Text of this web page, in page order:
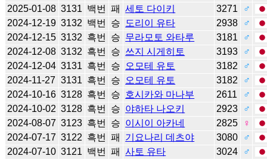
2025-01-08 3131 백번 패 세토 다이키 3271
♂
2024-12-19 3132 백번 승 도리이 유타 2938
♂
2024-12-15 3132 흑번 승 무라모토 와타루 3181
♂
2024-12-08 3132 흑번 승 쓰지 시게히토 3193
♂
2024-12-04 3131 흑번 승 오모테 유토 3182
♂
2024-11-27 3131 흑번 승 오모테 유토 3182
♂
2024-10-16 3128 흑번 승 호시카와 마나부 2611
♂
2024-10-02 3128 흑번 승 야하타 나오키 2923
♂
2024-08-07 3123 흑번 승 이시이 아카네 2825
♀
2024-07-17 3122 흑번 패 기요나리 데츠야 3080
♂
2024-07-10 3121 백번 패 사토 유타 3024
♂